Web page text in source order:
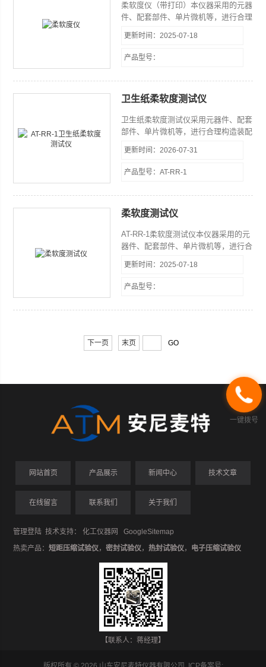
柔软度仪（带打印）本仪器采用的元器
件、配套部件、单片微机等，进行合理
小、重量轻、功能全、操作方便、性能
稳定等特点，同时仪器具有标准中包含
更新时间：2025-07-18
产品型号：
卫生纸柔软度测试仪
卫生纸柔软度测试仪采用元器件、配套
部件、单片微机等，进行合理构造装配
轻、功能全、操作方便、性能稳定等特
点，同时仪器具有标准中包含的各项参
更新时间：2026-07-31
产品型号：AT-RR-1
柔软度测试仪
AT-RR-1柔软度测试仪本仪器采用的元
器件、配套部件、单片微机等，进行合
小、重量轻、功能全、操作方便、性能
稳定等特点，同时仪器具有标准中包含
更新时间：2025-07-18
产品型号：
下一页 末页
网站首页 产品展示 新闻中心 技术文章
在线留言 联系我们 关于我们
管理登陆 技术支持：化工仪器网
GoogleSitemap
热卖产品：短距压缩试验仪，密封试验仪，热封试验仪， 电子压缩试验仪
【联系人：蒋经理】
一键拨号